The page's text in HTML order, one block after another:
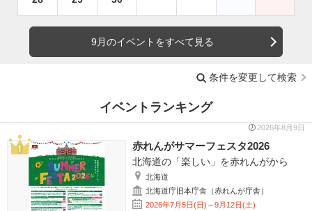
9月のイベントをすべて見る
条件を変更して検索
イベントランキング
2026年8月9日
赤れんがサマーフェスタ2026
北海道の「楽しい」を赤れんがから
北海道
北海道庁旧本庁舎（赤れんが庁舎）
2026年7月5日(日)～9月12日(土)